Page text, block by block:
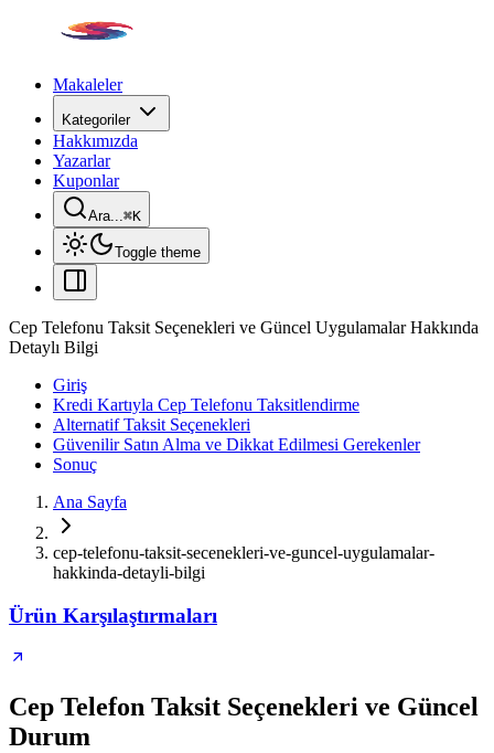
Makaleler
Kategoriler
Hakkımızda
Yazarlar
Kuponlar
Ara...⌘K
Toggle theme
Cep Telefonu Taksit Seçenekleri ve Güncel Uygulamalar Hakkında
Detaylı Bilgi
Giriş
Kredi Kartıyla Cep Telefonu Taksitlendirme
Alternatif Taksit Seçenekleri
Güvenilir Satın Alma ve Dikkat Edilmesi Gerekenler
Sonuç
Ana Sayfa
cep-telefonu-taksit-secenekleri-ve-guncel-uygulamalar-
hakkinda-detayli-bilgi
Ürün Karşılaştırmaları
Cep Telefon Taksit Seçenekleri ve Güncel
Durum